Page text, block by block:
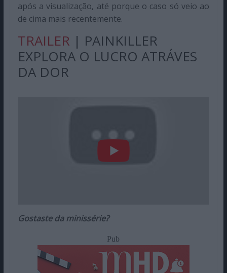
após a visualização, até porque o caso só veio ao
de cima mais recentemente.
TRAILER | PAINKILLER
EXPLORA O LUCRO ATRÁVES
DA DOR
Gostaste da minissérie?
Pub